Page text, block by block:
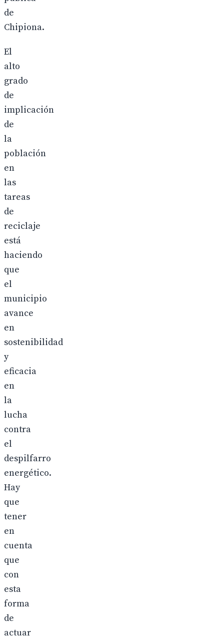
de
Chipiona.
El
alto
grado
de
implicación
de
la
población
en
las
tareas
de
reciclaje
está
haciendo
que
el
municipio
avance
en
sostenibilidad
y
eficacia
en
la
lucha
contra
el
despilfarro
energético.
Hay
que
tener
en
cuenta
que
con
esta
forma
de
actuar